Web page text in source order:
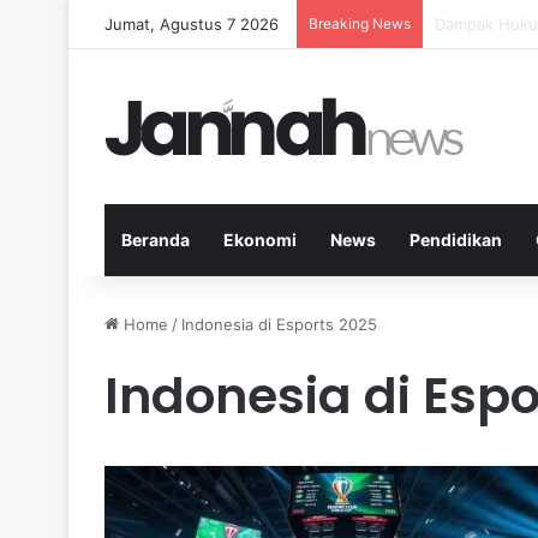
Jumat, Agustus 7 2026 Breaking News Panduan
Beranda Ekonomi News Pendidikan
Home / Indonesia di Esports 2025
Indonesia di